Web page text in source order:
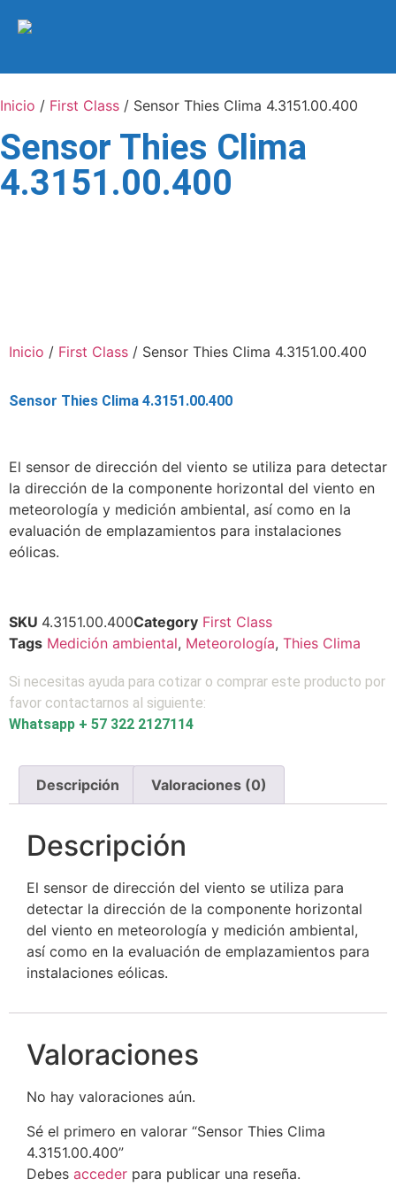
Inicio / First Class / Sensor Thies Clima 4.3151.00.400
Sensor Thies Clima
4.3151.00.400
Inicio / First Class / Sensor Thies Clima 4.3151.00.400
Sensor Thies Clima 4.3151.00.400
El sensor de dirección del viento se utiliza para detectar
la dirección de la componente horizontal del viento en
meteorología y medición ambiental, así como en la
evaluación de emplazamientos para instalaciones
eólicas.
SKU 4.3151.00.400Category First Class
Tags Medición ambiental, Meteorología, Thies Clima
Si necesitas ayuda para cotizar o comprar este producto por
favor contactarnos al siguiente:
Whatsapp + 57 322 2127114
Descripción Valoraciones (0)
Descripción
El sensor de dirección del viento se utiliza para
detectar la dirección de la componente horizontal
del viento en meteorología y medición ambiental,
así como en la evaluación de emplazamientos para
instalaciones eólicas.
Valoraciones
No hay valoraciones aún.
Sé el primero en valorar “Sensor Thies Clima
4.3151.00.400”
Debes acceder para publicar una reseña.